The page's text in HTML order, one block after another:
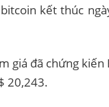
kết thúc
giá đã chứng kiến
20,243.